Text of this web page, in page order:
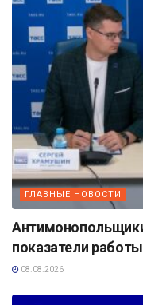
ГЛАВНЫЕ НОВОСТИ
показатели работы
08.08.2026